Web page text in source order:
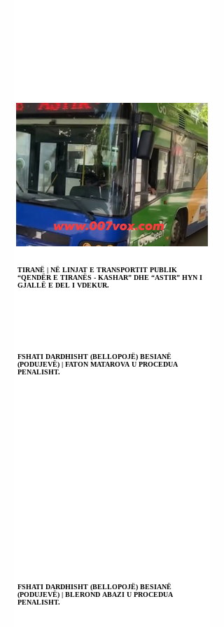
TIRANË | NË LINJAT E TRANSPORTIT PUBLIK
“QENDËR E TIRANËS - KASHAR” DHE “ASTIR” HYN I
GJALLË E DEL I VDEKUR.
FSHATI DARDHISHT (BELLOPOJË) BESIANË
(PODUJEVË) | FATON MATAROVA U PROCEDUA
PENALISHT.
FSHATI DARDHISHT (BELLOPOJË) BESIANË
(PODUJEVË) | BLEROND ABAZI U PROCEDUA
PENALISHT.